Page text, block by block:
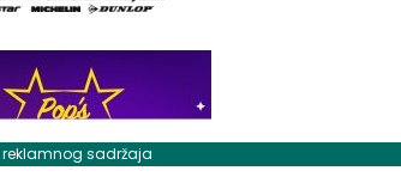
reklamnog sadržaja